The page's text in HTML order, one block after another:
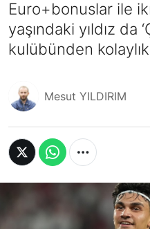
Euro+bonuslar ile
yaşındaki yıldız da
kulübünden
Mesut YILDIRIM